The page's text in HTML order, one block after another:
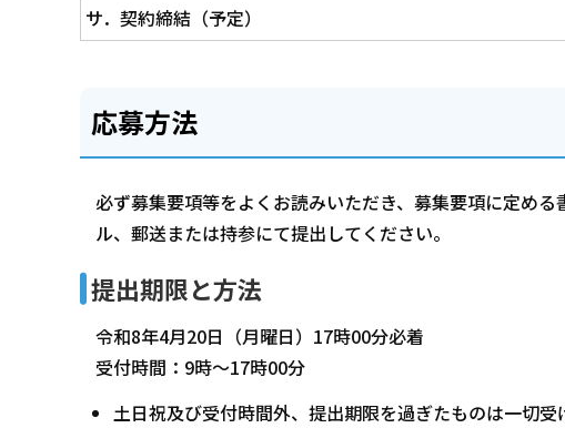
サ．契約締結（予定）
応募方法
必ず募集要項等をよくお読みいただき、募集要項に定め
ル、郵送または持参にて提出してください。
提出期限と方法
令和8年4月20日（月曜日）17時00分必着
受付時間：9時～17時00分
土日祝及び受付時間外、提出期限を過ぎたものは一切受